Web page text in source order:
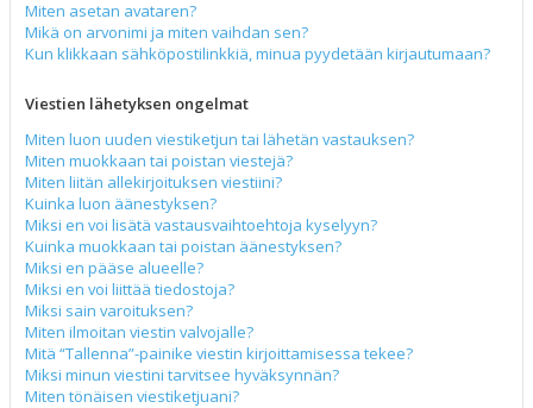
Miten asetan avataren?
Mikä on arvonimi ja miten vaihdan sen?
Kun klikkaan sähköpostilinkkiä, minua pyydetään kirjautumaan?
Viestien lähetyksen ongelmat
Miten luon uuden viestiketjun tai lähetän vastauksen?
Miten muokkaan tai poistan viestejä?
Miten liitän allekirjoituksen viestiini?
Kuinka luon äänestyksen?
Miksi en voi lisätä vastausvaihtoehtoja kyselyyn?
Kuinka muokkaan tai poistan äänestyksen?
Miksi en pääse alueelle?
Miksi en voi liittää tiedostoja?
Miksi sain varoituksen?
Miten ilmoitan viestin valvojalle?
Mitä “Tallenna”-painike viestin kirjoittamisessa tekee?
Miksi minun viestini tarvitsee hyväksynnän?
Miten tönäisen viestiketjuani?